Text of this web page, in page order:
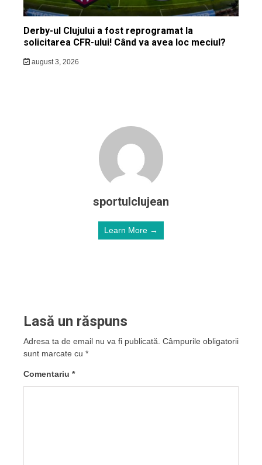
Derby-ul Clujului a fost reprogramat la
solicitarea CFR-ului! Când va avea loc meciul?
august 3, 2026
sportulclujean
Learn More →
Lasă un răspuns
Adresa ta de email nu va fi publicată. Câmpurile obligatorii
sunt marcate cu *
Comentariu *